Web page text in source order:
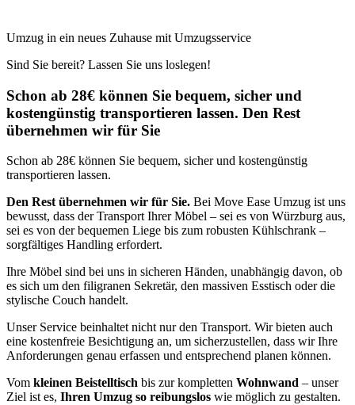
Umzug in ein neues Zuhause mit Umzugsservice
Sind Sie bereit? Lassen Sie uns loslegen!
Schon ab 28€ können Sie bequem, sicher und
kostengünstig transportieren lassen. Den Rest
übernehmen wir für Sie
Schon ab 28€ können Sie bequem, sicher und kostengünstig
transportieren lassen.
Den Rest übernehmen wir für Sie. Bei Move Ease Umzug ist uns
bewusst, dass der Transport Ihrer Möbel – sei es von Würzburg aus,
sei es von der bequemen Liege bis zum robusten Kühlschrank –
sorgfältiges Handling erfordert.
Ihre Möbel sind bei uns in sicheren Händen, unabhängig davon, ob
es sich um den filigranen Sekretär, den massiven Esstisch oder die
stylische Couch handelt.
Unser Service beinhaltet nicht nur den Transport. Wir bieten auch
eine kostenfreie Besichtigung an, um sicherzustellen, dass wir Ihre
Anforderungen genau erfassen und entsprechend planen können.
Vom kleinen Beistelltisch bis zur kompletten Wohnwand – unser
Ziel ist es, Ihren Umzug so reibungslos wie möglich zu gestalten.